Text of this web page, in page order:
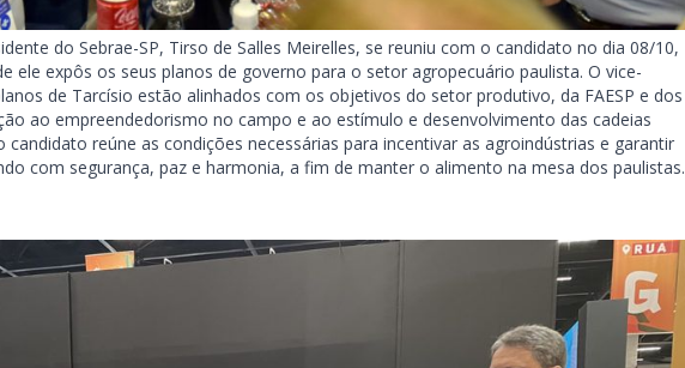
do Sebrae-SP, Tirso de Salles Meirelles, se reuniu com o candidato no dia 08/10,
ele expôs os seus planos de governo para o setor agropecuário paulista. O vice-
de Tarcísio estão alinhados com os objetivos do setor produtivo, da FAESP e dos
ao empreendedorismo no campo e ao estímulo e desenvolvimento das cadeias
candidato reúne as condições necessárias para incentivar as agroindústrias e garantir
com segurança, paz e harmonia, a fim de manter o alimento na mesa dos paulistas.